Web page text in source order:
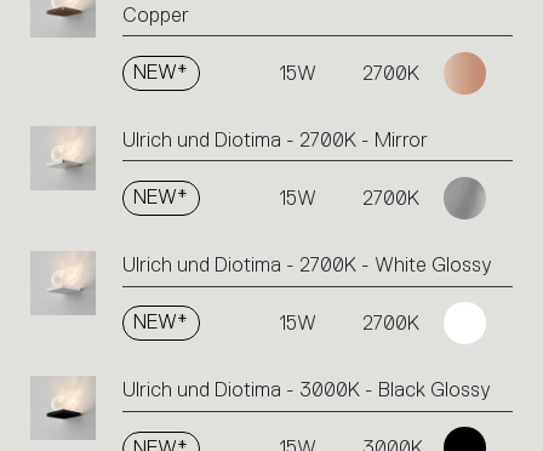
Copper
NEW* 15W 2700K
Ulrich und Diotima - 2700K - Mirror
NEW* 15W 2700K
Ulrich und Diotima - 2700K - White Glossy
NEW* 15W 2700K
Ulrich und Diotima - 3000K - Black Glossy